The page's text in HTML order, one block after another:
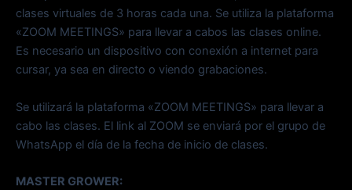
clases virtuales de 3 horas cada una. Se utiliza la plataforma
«ZOOM MEETINGS» para llevar a cabos las clases online.
Es necesario un dispositivo con conexión a internet para
cursar, ya sea en directo o viendo grabaciones.
Se utilizará la plataforma «ZOOM MEETINGS» para llevar a
cabo las clases. El link al ZOOM se enviará por el grupo de
WhatsApp el día de la fecha de inicio de clases.
MASTER GROWER: